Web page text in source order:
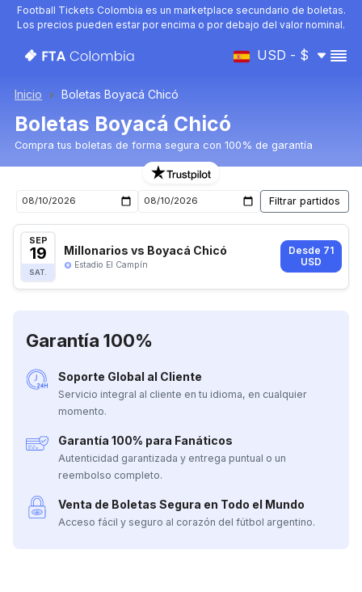
Football Tickets Colombia es un marketplace secundario de boletas.
Los precios pueden estar por encima o por debajo del valor nominal.
USD - $
Inicio Boletas Boyacá Chicó
Boletas Boyacá Chicó
Compra tus boletas de forma segura con 100% de garantía
Boletas para el próximo partido de Boyacá Chicó
SEP
19
SAT.
Millonarios vs Boyacá Chicó
Estadio El Campín
Desde 71
USD
Garantía 100%
Soporte Global al Cliente
Servicio integral al cliente en tu idioma, en cualquier
momento.
Garantía 100% para Fanáticos
Autenticidad garantizada y entrega puntual o un
reembolso completo.
Venta de Boletas Segura en Todo el Mundo
Acceso fácil y seguro al corazón del fútbol argentino.